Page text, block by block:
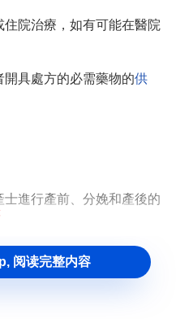
院治療，如有可能在醫院
具處方的必需藥物的供
進行產前、分娩和產後的
要求受益人或其供養人
規則應以避免經濟困難為
阅读完整内容